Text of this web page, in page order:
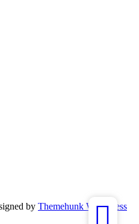
by Themehunk WordPress